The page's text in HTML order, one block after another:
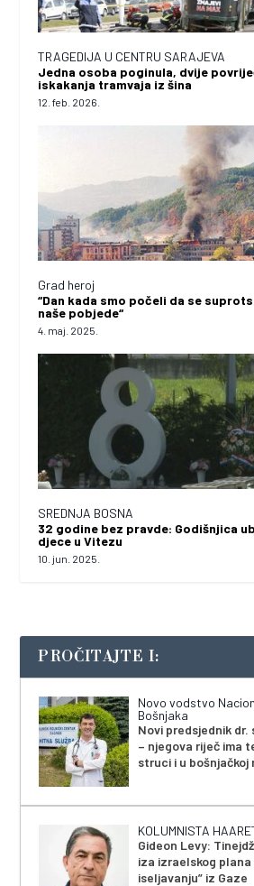
TRAGEDIJA U CENTRU SARAJEVA
Jedna osoba poginula, dvije
iskakanja tramvaja iz šina
12. feb. 2026.
Grad heroj
“Dan kada smo počeli da se
naše pobjede“
4. maj. 2025.
SREDNJA BOSNA
32 godine bez pravde: Godišnjica
djece u Vitezu
10. jun. 2025.
PROČITAJTE I:
Novo vodstvo
Bošnjaka
Novi predsjednik dr.
– njegova riječ ima
struci i u bošnjačkoj
KOLUMNISTA
Gideon Levy:
iza izraelskog plana
iseljavanju” iz Gaze